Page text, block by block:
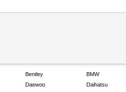
Bentley BMW
Daewoo Daihatsu